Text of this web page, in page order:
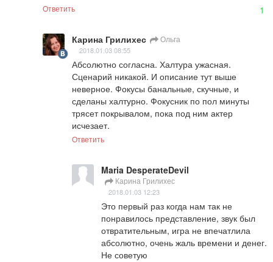
Ответить 1
Карина Грилихес Ольга
2018.01.03 08:55
Абсолютно согласна. Халтура ужасная.
Сценарий никакой. И описание тут выше
неверное. Фокусы банальные, скучные, и
сделаны халтурно. Фокусник по пол минуты
трясет покрывалом, пока под ним актер
исчезает.
Ответить
Maria DesperateDevil
Карина Грилихес
2018.01.03 12:23
Это первый раз когда нам так не
понравилось представление, звук был
отвратительным, игра не впечатлила
абсолютно, очень жаль времени и денег.
Не советую